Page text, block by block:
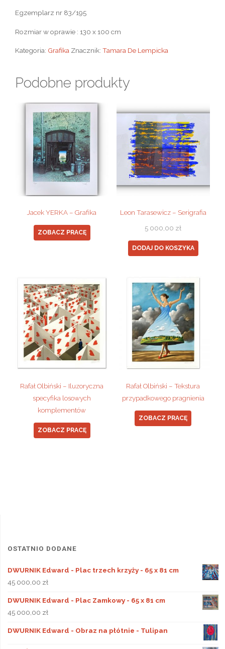
Egzemplarz nr 83/195
Rozmiar w oprawie : 130 x 100 cm
Kategoria: Grafika Znacznik:Tamara De Lempicka
Podobne produkty
Jacek YERKA – Grafika
ZOBACZ PRACĘ
Leon Tarasewicz – Serigrafia
5 000,00 zł
DODAJ DO KOSZYKA
Rafał Olbiński – Iluzoryczna
specyfika losowych
komplementów
ZOBACZ PRACĘ
Rafał Olbiński – Tekstura
przypadkowego pragnienia
ZOBACZ PRACĘ
OSTATNIO DODANE
DWURNIK Edward - Plac trzech krzyży - 65 x 81 cm
45 000,00 zł
DWURNIK Edward - Plac Zamkowy - 65 x 81 cm
45 000,00 zł
DWURNIK Edward - Obraz na płótnie - Tulipan